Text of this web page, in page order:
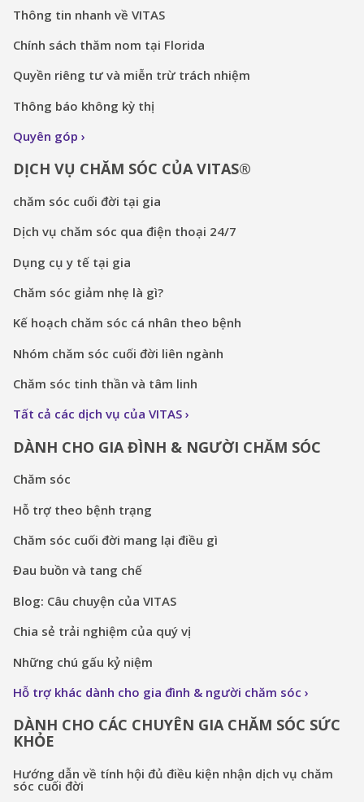
Thông tin nhanh về VITAS
Chính sách thăm nom tại Florida
Quyền riêng tư và miễn trừ trách nhiệm
Thông báo không kỳ thị
Quyên góp
DỊCH VỤ CHĂM SÓC CỦA VITAS®
chăm sóc cuối đời tại gia
Dịch vụ chăm sóc qua điện thoại 24/7
Dụng cụ y tế tại gia
Chăm sóc giảm nhẹ là gì?
Kế hoạch chăm sóc cá nhân theo bệnh
Nhóm chăm sóc cuối đời liên ngành
Chăm sóc tinh thần và tâm linh
Tất cả các dịch vụ của VITAS
DÀNH CHO GIA ĐÌNH & NGƯỜI CHĂM SÓC
Chăm sóc
Hỗ trợ theo bệnh trạng
Chăm sóc cuối đời mang lại điều gì
Đau buồn và tang chế
Blog: Câu chuyện của VITAS
Chia sẻ trải nghiệm của quý vị
Những chú gấu kỷ niệm
Hỗ trợ khác dành cho gia đình & người chăm sóc
DÀNH CHO CÁC CHUYÊN GIA CHĂM SÓC SỨC
KHỎE
Hướng dẫn về tính hội đủ điều kiện nhận dịch vụ chăm
sóc cuối đời